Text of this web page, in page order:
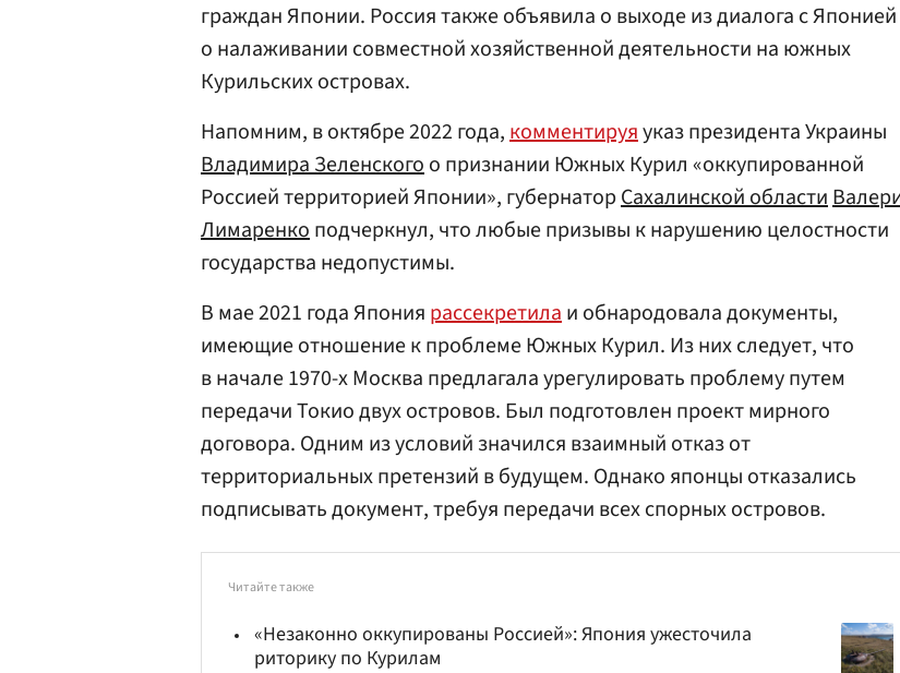
граждан Японии. Россия также объявила о выходе из диалога с Японией
о налаживании совместной хозяйственной деятельности на южных
Курильских островах.
Напомним, в октябре 2022 года,комментируяуказ президента Украины
Владимира Зеленскогоо признании Южных Курил «оккупированной
Россией территорией Японии», губернаторСахалинской области
Лимаренкоподчеркнул, что любые призывы к нарушению целостности
государства недопустимы.
В мае 2021 года Япония рассекретилаи обнародовала документы,
имеющие отношение к проблеме Южных Курил. Из них следует, что
в начале 1970-х Москва предлагала урегулировать проблему путем
передачи Токио двух островов. Был подготовлен проект мирного
договора. Одним из условий значился взаимный отказ от
территориальных претензий в будущем. Однако японцы отказались
подписывать документ, требуя передачи всех спорных островов.
Читайте также
«Незаконно оккупированы Россией»: Япония ужесточила
риторику по Курилам